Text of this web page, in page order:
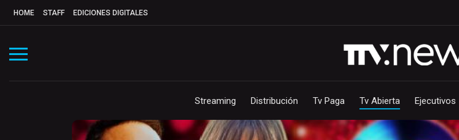
HOME STAFF EDICIONES DIGITALES
Streaming Distribución Tv Paga Tv Abierta Ejecutivos